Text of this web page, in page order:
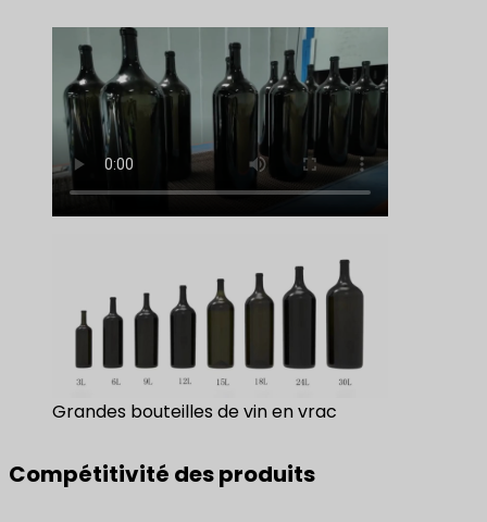
Grandes bouteilles de vin en vrac
Compétitivité des produits